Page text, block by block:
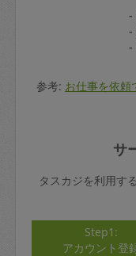
-
-
-
参考: お仕事を依
サ
タスカジを利用す
Step1:
アカウント登